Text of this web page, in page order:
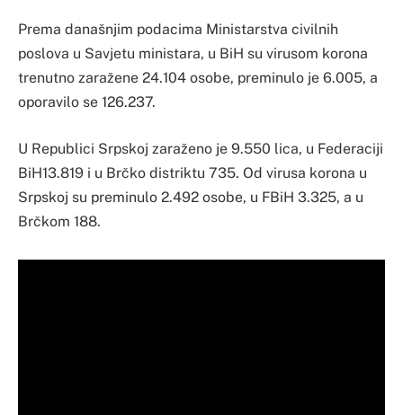
Prema današnjim podacima Ministarstva civilnih
poslova u Savjetu ministara, u BiH su virusom korona
trenutno zaražene 24.104 osobe, preminulo je 6.005, a
oporavilo se 126.237.
U Republici Srpskoj zaraženo je 9.550 lica, u Federaciji
BiH13.819 i u Brčko distriktu 735. Od virusa korona u
Srpskoj su preminulo 2.492 osobe, u FBiH 3.325, a u
Brčkom 188.